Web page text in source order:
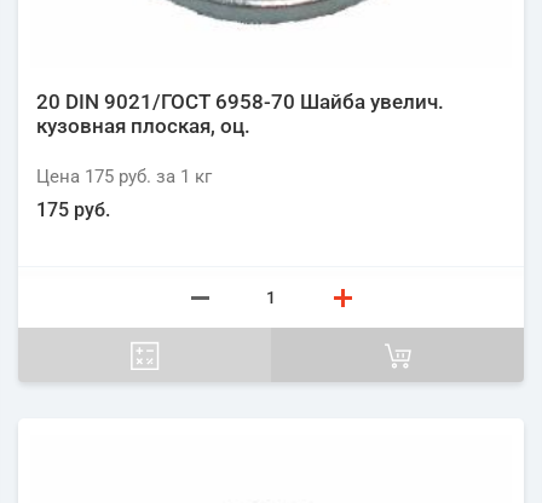
20 DIN 9021/ГОСТ 6958-70 Шайба увелич.
кузовная плоская, оц.
Цена 175 руб. за 1 кг
175 руб.